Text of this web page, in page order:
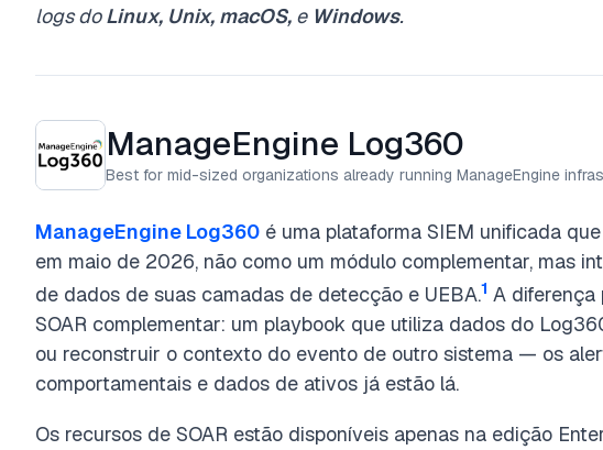
logs doLinux, Unix, macOS, e Windows.
ManageEngine Log360
Best for mid-sized organizations already running ManageEngine
ManageEngine Log360 é uma plataforma SIEM unificada
em maio de 2026, não como um módulo complementar, mas
de dados de suas camadas de detecção e UEBA.1 A diferença
SOAR complementar: um playbook que utiliza dados do
ou reconstruir o contexto do evento de outro sistema — os
comportamentais e dados de ativos já estão lá.
Os recursos de SOAR estão disponíveis apenas na edição